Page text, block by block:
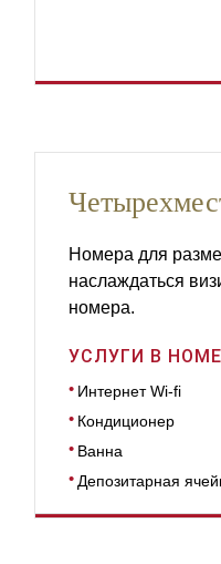
Номера для
наслаждаться
номера.
УСЛУГИ В
Интернет Wi-fi
Кондиционер
Ванна
Депозитарная